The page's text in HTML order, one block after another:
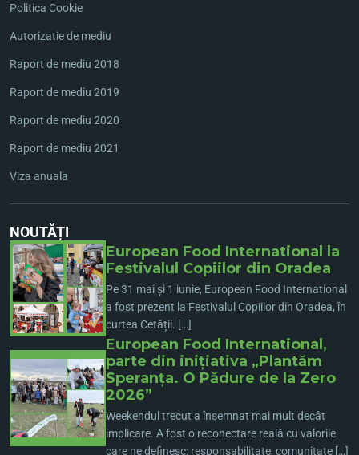
Politica Cookie
Autorizatie de mediu
Raport de mediu 2018
Raport de mediu 2019
Raport de mediu 2020
Raport de mediu 2021
Viza anuala
NOUTĂȚI
European Food International la
Festivalul Copiilor din Oradea
Pe 31 mai și 1 iunie, European Food International
a fost prezent la Festivalul Copiilor din Oradea, în
curtea Cetății. […]
European Food International,
parte din inițiativa „Plantăm
Speranța. O Pădure de la Zero
2026”
Weekendul trecut a însemnat mai mult decât
implicare. A fost o reconectare reală cu valorile
care ne definesc: responsabilitate, comunitate […]